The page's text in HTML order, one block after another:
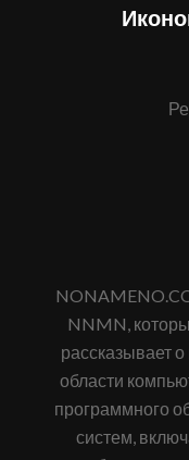
NONAMENO.COM - информационный портал
NNMN,
рассказывает
области
программного
систем,